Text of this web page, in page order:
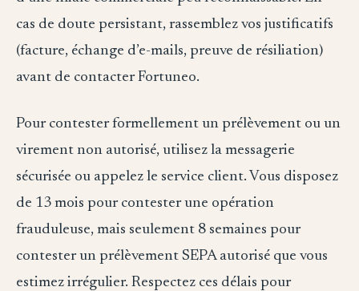
cas de doute persistant, rassemblez vos justificatifs
(facture, échange d’e-mails, preuve de résiliation)
avant de contacter Fortuneo.
Pour contester formellement un prélèvement ou un
virement non autorisé, utilisez la messagerie
sécurisée ou appelez le service client. Vous disposez
de 13 mois pour contester une opération
frauduleuse, mais seulement 8 semaines pour
contester un prélèvement SEPA autorisé que vous
estimez irrégulier. Respectez ces délais pour